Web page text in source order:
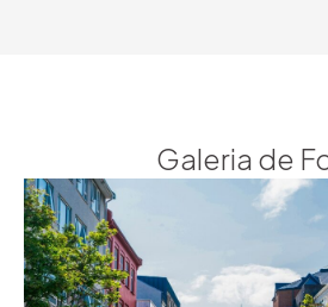
Galeria de